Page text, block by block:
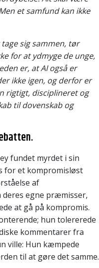
et samfund kan ikke
sig sammen, tør
for at ydmyge de unge,
er, at AI også er
ikke igen, og derfor er
rigtigt, disciplineret og
til dovenskab og
fundet myrdet i sin
for et kompromisløst
af
egne præmisser,
at gå på kompromis.
hun tolererede
kommentarer fra
ville: Hun kæmpede
til at gøre det samme.